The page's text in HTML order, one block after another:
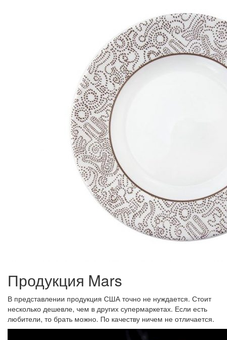
Продукция Mars
В представлении продукция США точно не нуждается. Стоит
несколько дешевле, чем в других супермаркетах. Если есть
любители, то брать можно. По качеству ничем не отличается.